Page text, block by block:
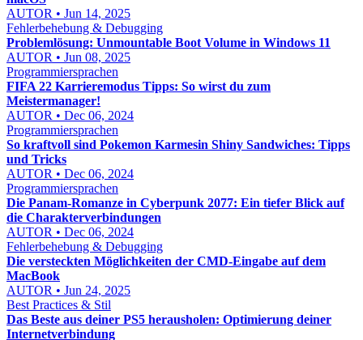
AUTOR • Jun 14, 2025
Fehlerbehebung & Debugging
Problemlösung: Unmountable Boot Volume in Windows 11
AUTOR • Jun 08, 2025
Programmiersprachen
FIFA 22 Karrieremodus Tipps: So wirst du zum
Meistermanager!
AUTOR • Dec 06, 2024
Programmiersprachen
So kraftvoll sind Pokemon Karmesin Shiny Sandwiches: Tipps
und Tricks
AUTOR • Dec 06, 2024
Programmiersprachen
Die Panam-Romanze in Cyberpunk 2077: Ein tiefer Blick auf
die Charakterverbindungen
AUTOR • Dec 06, 2024
Fehlerbehebung & Debugging
Die versteckten Möglichkeiten der CMD-Eingabe auf dem
MacBook
AUTOR • Jun 24, 2025
Best Practices & Stil
Das Beste aus deiner PS5 herausholen: Optimierung deiner
Internetverbindung